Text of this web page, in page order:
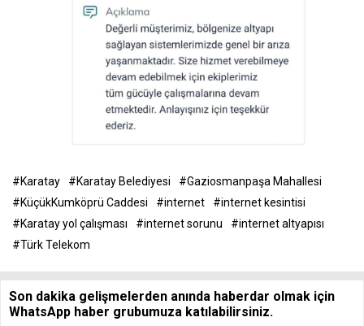
#Karatay #Karatay Belediyesi
#Gaziosmanpaşa Mahallesi
#KüçükKumköprü Caddesi
#internet
#internet kesintisi
#Karatay yol çalışması
#internet sorunu
#internet altyapısı
#Türk Telekom
Son dakika gelişmelerden anında haberdar olmak için
WhatsApp haber grubumuza katılabilirsiniz.